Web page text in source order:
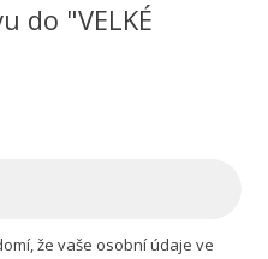
do "VELKÉ
že vaše osobní údaje ve